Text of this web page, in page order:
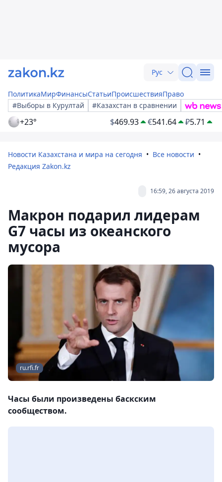
Рус
ПолитикаМирФинансыСтатьиПроисшествияПраво
#Выборы в Курултай
#Казахстан в сравнении
+23° $469.93 €541.64 ₽5.71
Новости Казахстана и мира на сегодня
Все новости
Редакция Zakon.kz
16:59, 26 августа 2019
Макрон подарил лидерам
G7 часы из океанского
мусора
ru.rfi.fr
Часы были произведены баскским
сообществом.